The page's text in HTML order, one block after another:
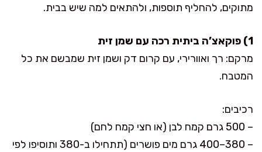
מתוקים, להחליף תוספות, ולהתאים למה שיש בבית.
1) פוקאצ’ה ביתית רכה עם שמן זית
מרקם: רך ואוורירי, עם קרום דק ושמן זית שמבשם את כל
המטבח.
רכיבים:
– 500 גרם קמח לבן (או חצי קמח לחם)
– 380–400 גרם מים פושרים (תתחילו ב-380 ותוסיפו לפי